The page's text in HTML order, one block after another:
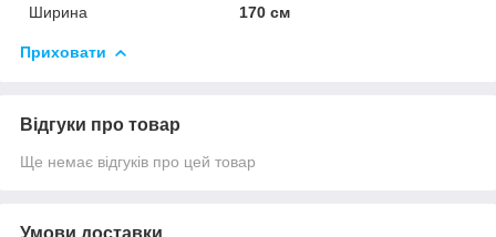
Ширина
170 см
Приховати
Відгуки про товар
Ще немає відгуків про цей товар
Умови доставки